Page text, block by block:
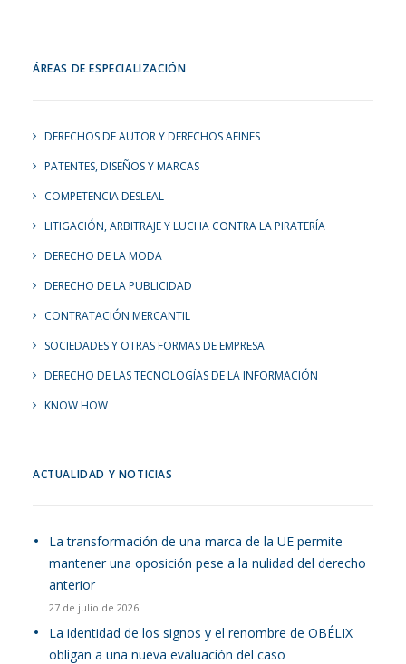
ÁREAS DE ESPECIALIZACIÓN
DERECHOS DE AUTOR Y DERECHOS AFINES
PATENTES, DISEÑOS Y MARCAS
COMPETENCIA DESLEAL
LITIGACIÓN, ARBITRAJE Y LUCHA CONTRA LA PIRATERÍA
DERECHO DE LA MODA
DERECHO DE LA PUBLICIDAD
CONTRATACIÓN MERCANTIL
SOCIEDADES Y OTRAS FORMAS DE EMPRESA
DERECHO DE LAS TECNOLOGÍAS DE LA INFORMACIÓN
KNOW HOW
ACTUALIDAD Y NOTICIAS
La transformación de una marca de la UE permite
mantener una oposición pese a la nulidad del derecho
anterior
27 de julio de 2026
La identidad de los signos y el renombre de OBÉLIX
obligan a una nueva evaluación del caso